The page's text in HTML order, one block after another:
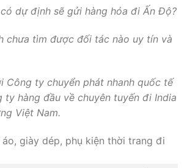
dự định sẽ gửi hàng hóa đi Ấn Độ?
chưa tìm được đối tác nào uy tín và
Công ty chuyển phát nhanh quốc tế
ty hàng đầu về chuyên tuyến đi India
Việt Nam.